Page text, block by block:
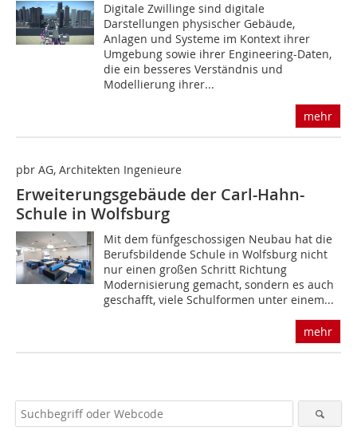
Digitale Zwillinge sind digitale
Darstellungen physischer Gebäude,
Anlagen und Systeme im Kontext ihrer
Umgebung sowie ihrer Engineering-Daten,
die ein besseres Verständnis und
Modellierung ihrer...
mehr
pbr AG, Architekten Ingenieure
Erweiterungsgebäude der Carl-Hahn-
Schule in Wolfsburg
Mit dem fünfgeschossigen Neubau hat die
Berufsbildende Schule in Wolfsburg nicht
nur einen großen Schritt Richtung
Modernisierung gemacht, sondern es auch
geschafft, viele Schulformen unter einem...
mehr